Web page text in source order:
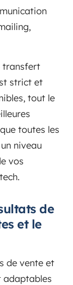
transfert
strict et
tout le
toutes les
niveau
vos
de
et le
de vente et
adaptables